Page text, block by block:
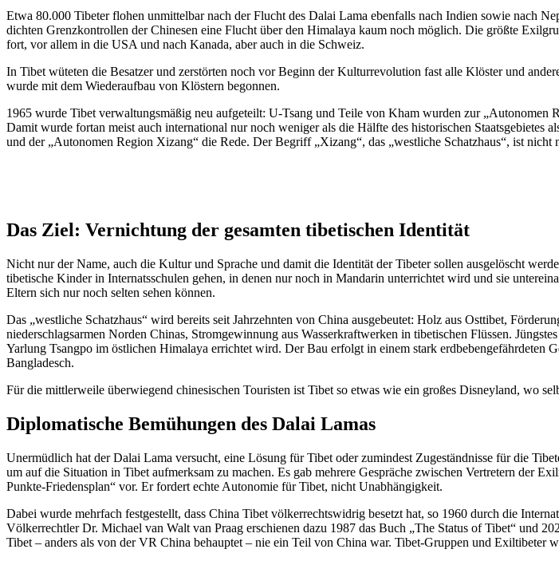
Etwa 80.000 Tibeter flohen unmittelbar nach der Flucht des Dalai Lama ebenfalls nach Indien sowie nach
dichten Grenzkontrollen der Chinesen eine Flucht über den Himalaya kaum noch möglich. Die größte
fort, vor allem in die USA und nach Kanada, aber auch in die Schweiz.
In Tibet wüteten die Besatzer und zerstörten noch vor Beginn der Kulturrevolution fast alle Klöster und
wurde mit dem Wiederaufbau von Klöstern begonnen.
1965 wurde Tibet verwaltungsmäßig neu aufgeteilt: U-Tsang und Teile von Kham wurden zur
Damit wurde fortan meist auch international nur noch weniger als die Hälfte des historischen
und der „Autonomen Region Xizang“ die Rede. Der Begriff „Xizang“, das „westliche Schatzhaus“, ist nicht
Das Ziel: Vernichtung der gesamten tibetischen Identität
Nicht nur der Name, auch die Kultur und Sprache und damit die Identität der Tibeter sollen ausgelöscht
tibetische Kinder in Internatsschulen gehen, in denen nur noch in Mandarin unterrichtet wird und sie
Eltern sich nur noch selten sehen können.
Das „westliche Schatzhaus“ wird bereits seit Jahrzehnten von China ausgebeutet: Holz aus Osttibet,
niederschlagsarmen Norden Chinas, Stromgewinnung aus Wasserkraftwerken in tibetischen Flüssen.
Yarlung Tsangpo im östlichen Himalaya errichtet wird. Der Bau erfolgt in einem stark
Bangladesch.
Für die mittlerweile überwiegend chinesischen Touristen ist Tibet so etwas wie ein großes Disneyland, wo
Diplomatische Bemühungen des Dalai Lamas
Unermüdlich hat der Dalai Lama versucht, eine Lösung für Tibet oder zumindest Zugeständnisse für die
um auf die Situation in Tibet aufmerksam zu machen. Es gab mehrere Gespräche zwischen Vertretern der
Punkte-Friedensplan“ vor. Er fordert echte Autonomie für Tibet, nicht Unabhängigkeit.
Dabei wurde mehrfach festgestellt, dass China Tibet völkerrechtswidrig besetzt hat, so 1960 durch die
Völkerrechtler Dr. Michael van Walt van Praag erschienen dazu 1987 das Buch „The Status of Tibet“ und
Tibet – anders als von der VR China behauptet – nie ein Teil von China war. Tibet-Gruppen und Exiltibeter